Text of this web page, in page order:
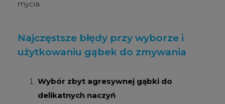
mycia.
Najczęstsze błędy przy wyborze i
użytkowaniu gąbek do zmywania
Wybór zbyt agresywnej gąbki do
delikatnych naczyń